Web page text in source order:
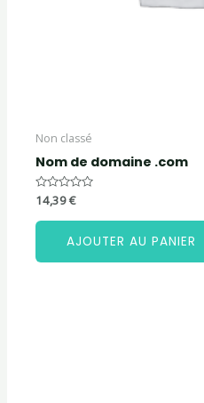
Non classé
Nom de domaine .com
Note
sur
14,39€
AJOUTER AU PANIER